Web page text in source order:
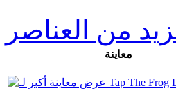
من العناصر
معاينة